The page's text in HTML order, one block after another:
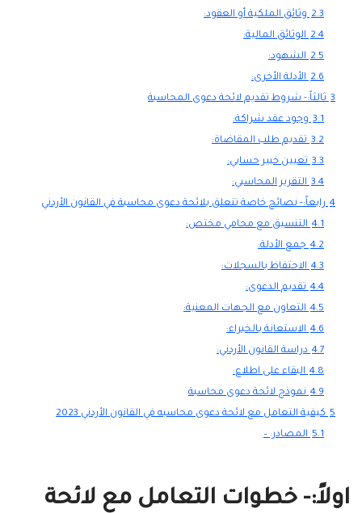
2.3 وثائق الملكية أو العقود:
2.4 الوثائق المالية:
2.5 الشهود:
2.6 الأدلة الأخرى:
3 ثالثاً:- شروط تقديم لائحة دعوى المحاسبة
3.1 وجود عقد شراكة:
3.2 تقديم طلب المقاضاة:
3.3 تعيين خبير حسابي:
3.4 التقرير المحاسبي:
4 رابعاً:- نصائح خاصة تتعلق بلائحة دعوى محاسبة في القانون الأردني
4.1 التنسيق مع محامي مختص:
4.2 جمع الأدلة:
4.3 الاحتفاظ بالسجلات:
4.4 تقديم الدعوى:
4.5 التعاون مع الجهات المعنية:
4.6 الاستعانة بالخبراء:
4.7 دراسة القانون الأردني:
4.8 البقاء على اطلاع:
4.9 نموذج لائحة دعوى محاسبة
5 كيفية التعامل مع لائحة دعوى محاسبه في القانون الأردني 2023
5.1 المصادر: –
اولاً:- خطوات التعامل مع لائحة